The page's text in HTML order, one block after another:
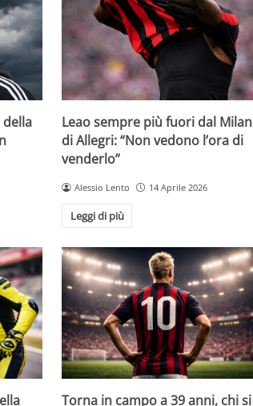
Leao sempre più fuori dal Milan
di Allegri: “Non vedono l’ora di
venderlo”
Alessio Lento 14 Aprile 2026
Leggi di più
Torna in campo a 39 anni, chi si